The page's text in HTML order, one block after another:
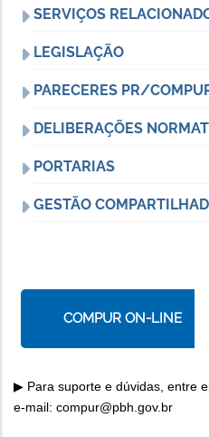
SERVIÇOS
LEGISLAÇÃO
PARECERES PR/
DELIBERAÇÕES
PORTARIAS
GESTÃO
COMPUR ON-LINE
▶ Para suporte e dúvidas, entre
e-mail: compur@pbh.gov.br